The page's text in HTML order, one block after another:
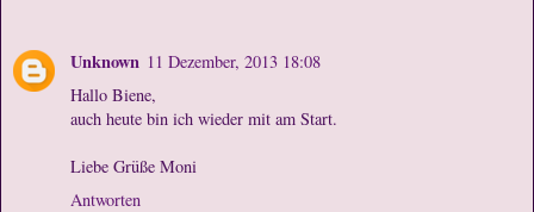
Unknown 11 Dezember, 2013 18:08
Hallo Biene,
auch heute bin ich wieder mit am Start.
Liebe Grüße Moni
Antworten